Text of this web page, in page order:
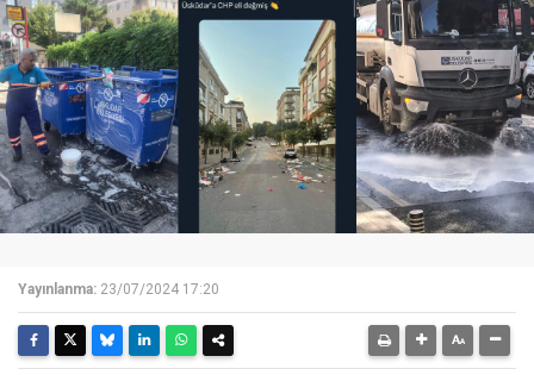
Yayınlanma: 23/07/2024 17:20